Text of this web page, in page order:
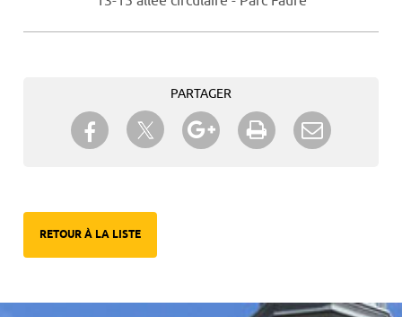
PARTAGER
Partager sur Facebook
Partager sur TwitterPartager sur Google+
Imprimer
RETOUR À LA LISTE